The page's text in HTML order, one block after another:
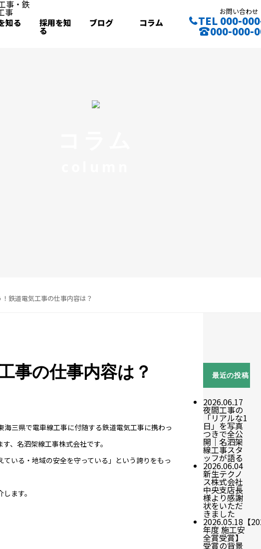
知る 採用を知
る
ブログ コラム
お問い合わせ
TEL 000-
000-000-
鉄道電気工事の仕事内容は？
事の仕事内容は？
三県で電車線工事に付随する鉄道電気工事に携わっ
、名泗架線工事株式会社です。
いる・地域の安全を守っている」という誇りをもっ
ます。
最近の投稿
2026.06.17
夜間工事の
「リアルな1
日」を写真
つきで全公
開｜名泗架
線工事スタ
ッフが語る
2026.06.04
新生テクノ
ス株式会社
中央支店長
様より感謝
状をいただ
きました
2026.05.18 【
年度 施工安
全賞受賞】
受賞の背景